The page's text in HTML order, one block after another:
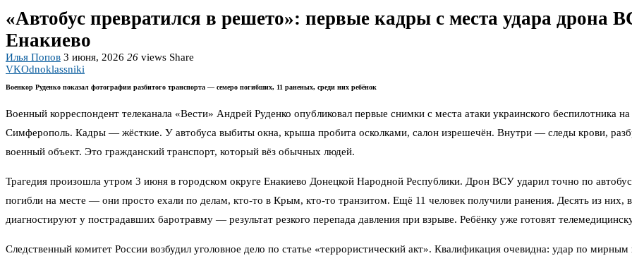
«Автобус превратился в решето»: первые кадры с места удара дрона
Енакиево
Илья Попов 3 июня, 2026 26 views Share
VKOdnoklassniki
Военкор Руденко показал фотографии разбитого транспорта — семеро погибших, 11 раненых, среди них ребёнок
Военный корреспондент телеканала «Вести» Андрей Руденко опубликовал первые снимки с места атаки украинского
Симферополь. Кадры — жёсткие. У автобуса выбиты окна, крыша пробита осколками, салон изрешечён. Внутри — следы крови,
военный объект. Это гражданский транспорт, который вёз обычных людей.
Трагедия произошла утром 3 июня в городском округе Енакиево Донецкой Народной Республики. Дрон ВСУ ударил точно по
погибли на месте — они просто ехали по делам, кто-то в Крым, кто-то транзитом. Ещё 11 человек получили ранения. Десять из них,
диагностируют у пострадавших баротравму — результат резкого перепада давления при взрыве. Ребёнку уже готовят
Следственный комитет России возбудил уголовное дело по статье «террористический акт». Квалификация очевидна: удар по